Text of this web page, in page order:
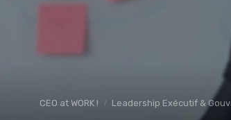
CEO at WORK ! Leadership Exécutif &